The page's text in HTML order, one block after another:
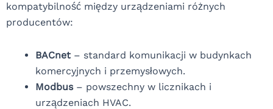
kompatybilność między urządzeniami różnych
producentów:
BACnet – standard komunikacji w budynkach
komercyjnych i przemysłowych.
Modbus– powszechny w licznikach i
urządzeniach HVAC.